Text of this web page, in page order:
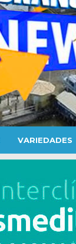
VARIEDADES